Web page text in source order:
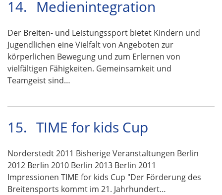
14. Medienintegration
Der Breiten- und Leistungssport bietet Kindern und
Jugendlichen eine Vielfalt von Angeboten zur
körperlichen Bewegung und zum Erlernen von
vielfältigen Fähigkeiten. Gemeinsamkeit und
Teamgeist sind…
15. TIME for kids Cup
Norderstedt 2011 Bisherige Veranstaltungen Berlin
2012 Berlin 2010 Berlin 2013 Berlin 2011
Impressionen TIME for kids Cup "Der Förderung des
Breitensports kommt im 21. Jahrhundert…